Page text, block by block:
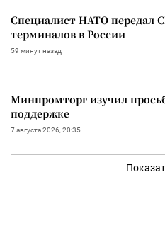
Специалист НАТО передал
терминалов в России
59 минут назад
Минпромторг изучил
поддержке
7 августа 2026, 20:35